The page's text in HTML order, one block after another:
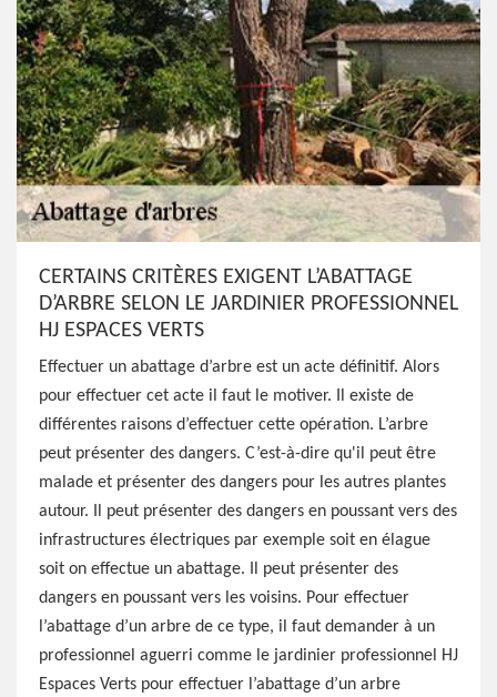
CERTAINS CRITÈRES EXIGENT L’ABATTAGE
D’ARBRE SELON LE JARDINIER PROFESSIONNEL
HJ ESPACES VERTS
Effectuer un abattage d’arbre est un acte définitif. Alors
pour effectuer cet acte il faut le motiver. Il existe de
différentes raisons d’effectuer cette opération. L’arbre
peut présenter des dangers. C’est-à-dire qu'il peut être
malade et présenter des dangers pour les autres plantes
autour. Il peut présenter des dangers en poussant vers des
infrastructures électriques par exemple soit en élague
soit on effectue un abattage. Il peut présenter des
dangers en poussant vers les voisins. Pour effectuer
l’abattage d’un arbre de ce type, il faut demander à un
professionnel aguerri comme le jardinier professionnel HJ
Espaces Verts pour effectuer l’abattage d’un arbre